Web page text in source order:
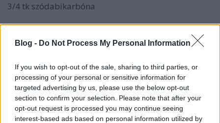
Blog - Do Not Process My Personal Information
If you wish to opt-out of the sale, sharing to third parties, or
processing of your personal or sensitive information for
targeted advertising by us, please use the below opt-out
section to confirm your selection. Please note that after your
opt-out request is processed you may continue seeing
interest-based ads based on personal information utilized by
3/4 tk szódabikarbóna
3/4 tk só
140 g tejföl
140 g görög joghurt
100 g étcsokoládé, felkockázva
a morzsához: